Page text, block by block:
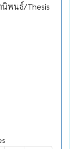
นิพนธ์/Thesis